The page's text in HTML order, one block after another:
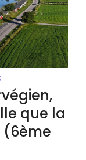
que la
(6ème